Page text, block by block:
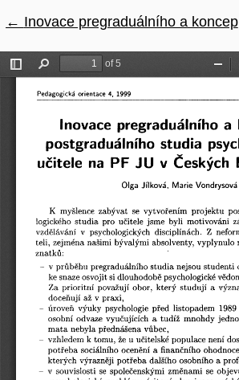
← Návrat na podrobnosti článku
Inovace pregraduálního a koncepce postgraduálního studia psychologie pro učitele na PF JU v Českých Budějovicích